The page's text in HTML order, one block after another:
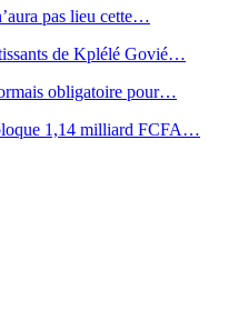
pas lieu cette…
de Kplélé Govié…
obligatoire pour…
1,14 milliard FCFA…